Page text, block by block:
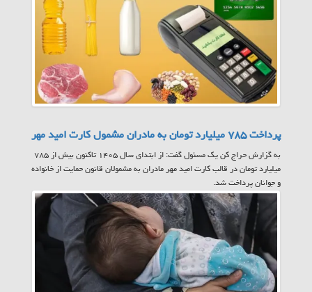
پرداخت ۷۸۵ میلیارد تومان به مادران مشمول کارت امید مهر
به گزارش حراج کن یک مسئول گفت: از ابتدای سال ۱۴۰۵ تاکنون بیش از ۷۸۵
میلیارد تومان در قالب کارت امید مهر مادران به مشمولان قانون حمایت از خانواده
و جوانان پرداخت شد.